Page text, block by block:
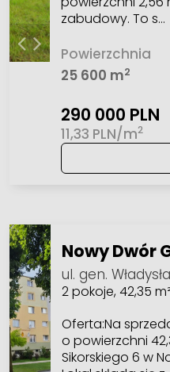
zabudowy. To s…
Powierzchnia
25 600 m2
290 000 PLN
11,33 PLN/m2
Nowy Dwór
ul. gen.
2 pokoje, 42,35
Oferta:Na
o powierzchni
Sikorskiego 6 w